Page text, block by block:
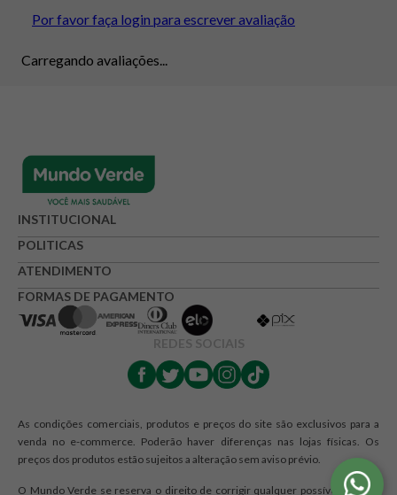
Por favor faça login para escrever avaliação
Carregando avaliações...
INSTITUCIONAL
POLITICAS
ATENDIMENTO
FORMAS DE PAGAMENTO
REDES SOCIAIS
As condições comerciais, produtos e preços do site são exclusivos para a
venda no e-commerce. Poderão haver diferenças nas lojas físicas. Os
preços dos produtos estão sujeitos a alteração sem aviso prévio.
O Mundo Verde se reserva o direito de corrigir qualquer possível erro de